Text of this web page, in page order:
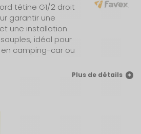
tétine G1/2 droit
garantir une
une installation
idéal pour
camping-car ou
Plus de détails